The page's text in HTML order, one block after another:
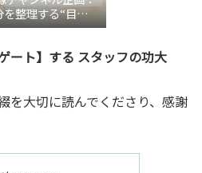
整理する“目利
語化交流会』
ート】する スタッフの功大
を大切に読んでくださり、感謝